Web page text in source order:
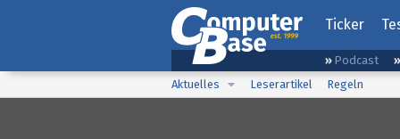
Ticker
Podcast
Aktuelles
Leserartikel Regeln